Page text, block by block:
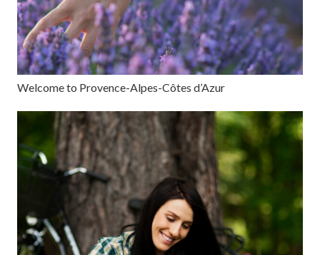
Welcome to Provence-Alpes-Côtes d’Azur